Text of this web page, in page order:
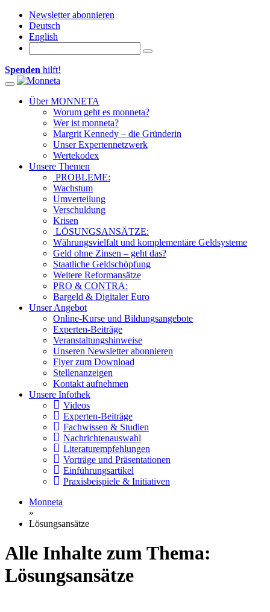
Newsletter abonnieren
Deutsch
English
Spenden hilft!
Toggle navigation
Über MONNETA
Worum geht es monneta?
Wer ist monneta?
Margrit Kennedy – die Gründerin
Unser Expertennetzwerk
Wertekodex
Unsere Themen
PROBLEME:
Wachstum
Umverteilung
Verschuldung
Krisen
LÖSUNGSANSÄTZE:
Währungsvielfalt und komplementäre Geldsysteme
Geld ohne Zinsen – geht das?
Staatliche Geldschöpfung
Weitere Reformansätze
PRO & CONTRA:
Bargeld & Digitaler Euro
Unser Angebot
Online-Kurse und Bildungsangebote
Experten-Beiträge
Veranstaltungshinweise
Unseren Newsletter abonnieren
Flyer zum Download
Stellenanzeigen
Kontakt aufnehmen
Unsere Infothek
Videos
Experten-Beiträge
Fachwissen & Studien
Nachrichtenauswahl
Literaturempfehlungen
Vorträge und Präsentationen
Einführungsartikel
Praxisbeispiele & Initiativen
Monneta
»
Lösungsansätze
Alle Inhalte zum Thema:
Lösungsansätze